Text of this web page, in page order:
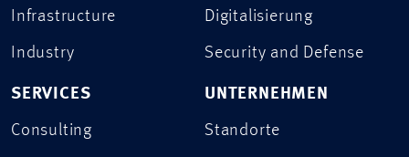
Infrastructure
Industry
SERVICES
Consulting
Digitalisierung
Security and Defense
UNTERNEHMEN
Standorte